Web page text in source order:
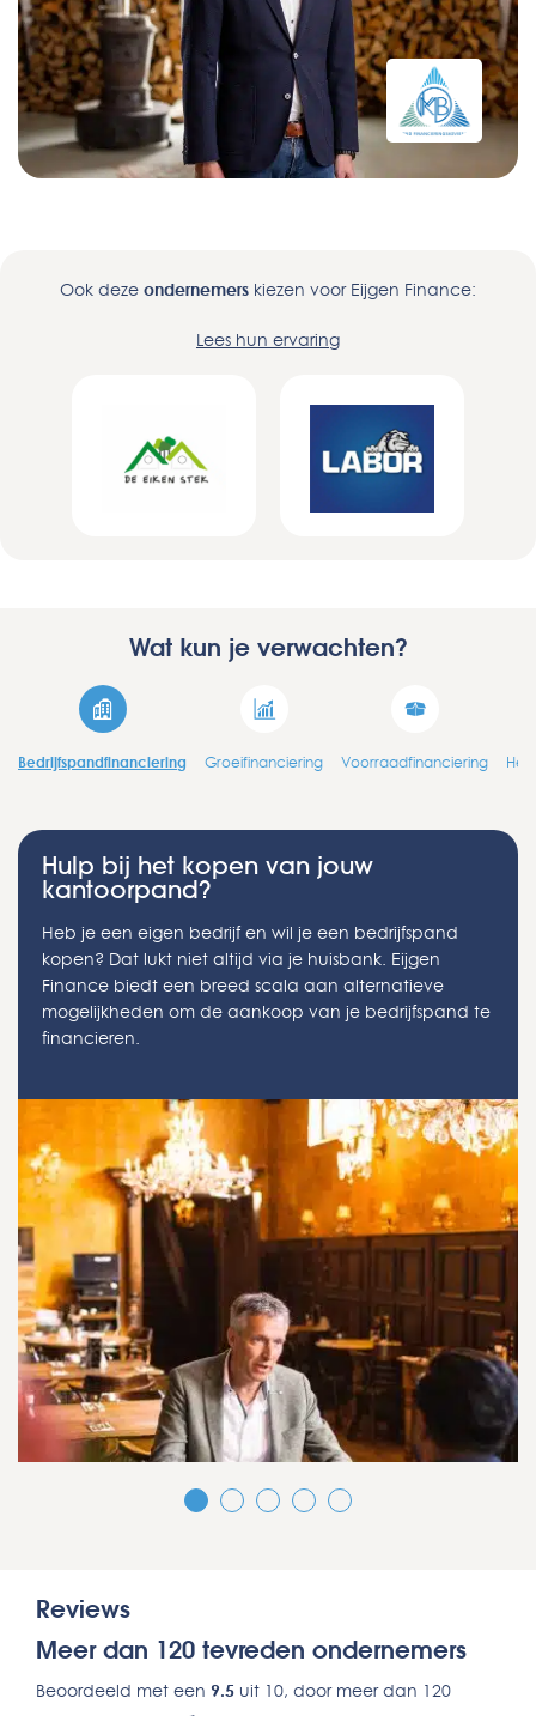
Ook deze ondernemers kiezen voor Eijgen Finance:
Lees hun ervaring
Wat kun je verwachten?
Bedrijfspandfinanciering Groeifinanciering Voorraadfinanciering
Hulp bij het kopen van jouw
kantoorpand?
Heb je een eigen bedrijf en wil je een bedrijfspand
kopen? Dat lukt niet altijd via je huisbank. Eijgen
Finance biedt een breed scala aan alternatieve
mogelijkheden om de aankoop van je bedrijfspand te
financieren.
Reviews
Meer dan 120 tevreden ondernemers
Beoordeeld met een 9.5 uit 10, door meer dan 120